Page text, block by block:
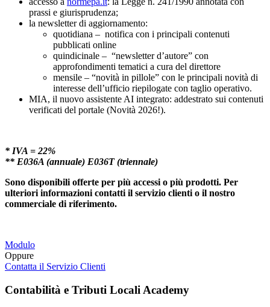
prassi e giurisprudenza;
la newsletter di aggiornamento:
quotidiana – notifica con i principali contenuti
pubblicati online
quindicinale – “newsletter d’autore” con
approfondimenti tematici a cura del direttore
mensile – “novità in pillole” con le principali novità di
interesse dell’ufficio riepilogate con taglio operativo.
MIA, il nuovo assistente AI integrato: addestrato sui contenuti
verificati del portale (Novità 2026!).
* IVA = 22%
** E036A (annuale) E036T (triennale)
Sono disponibili offerte per più accessi o più prodotti. Per
ulteriori informazioni contatti il servizio clienti o il nostro
commerciale di riferimento.
Modulo
Oppure
Contatta il Servizio Clienti
Contabilità e Tributi Locali Academy